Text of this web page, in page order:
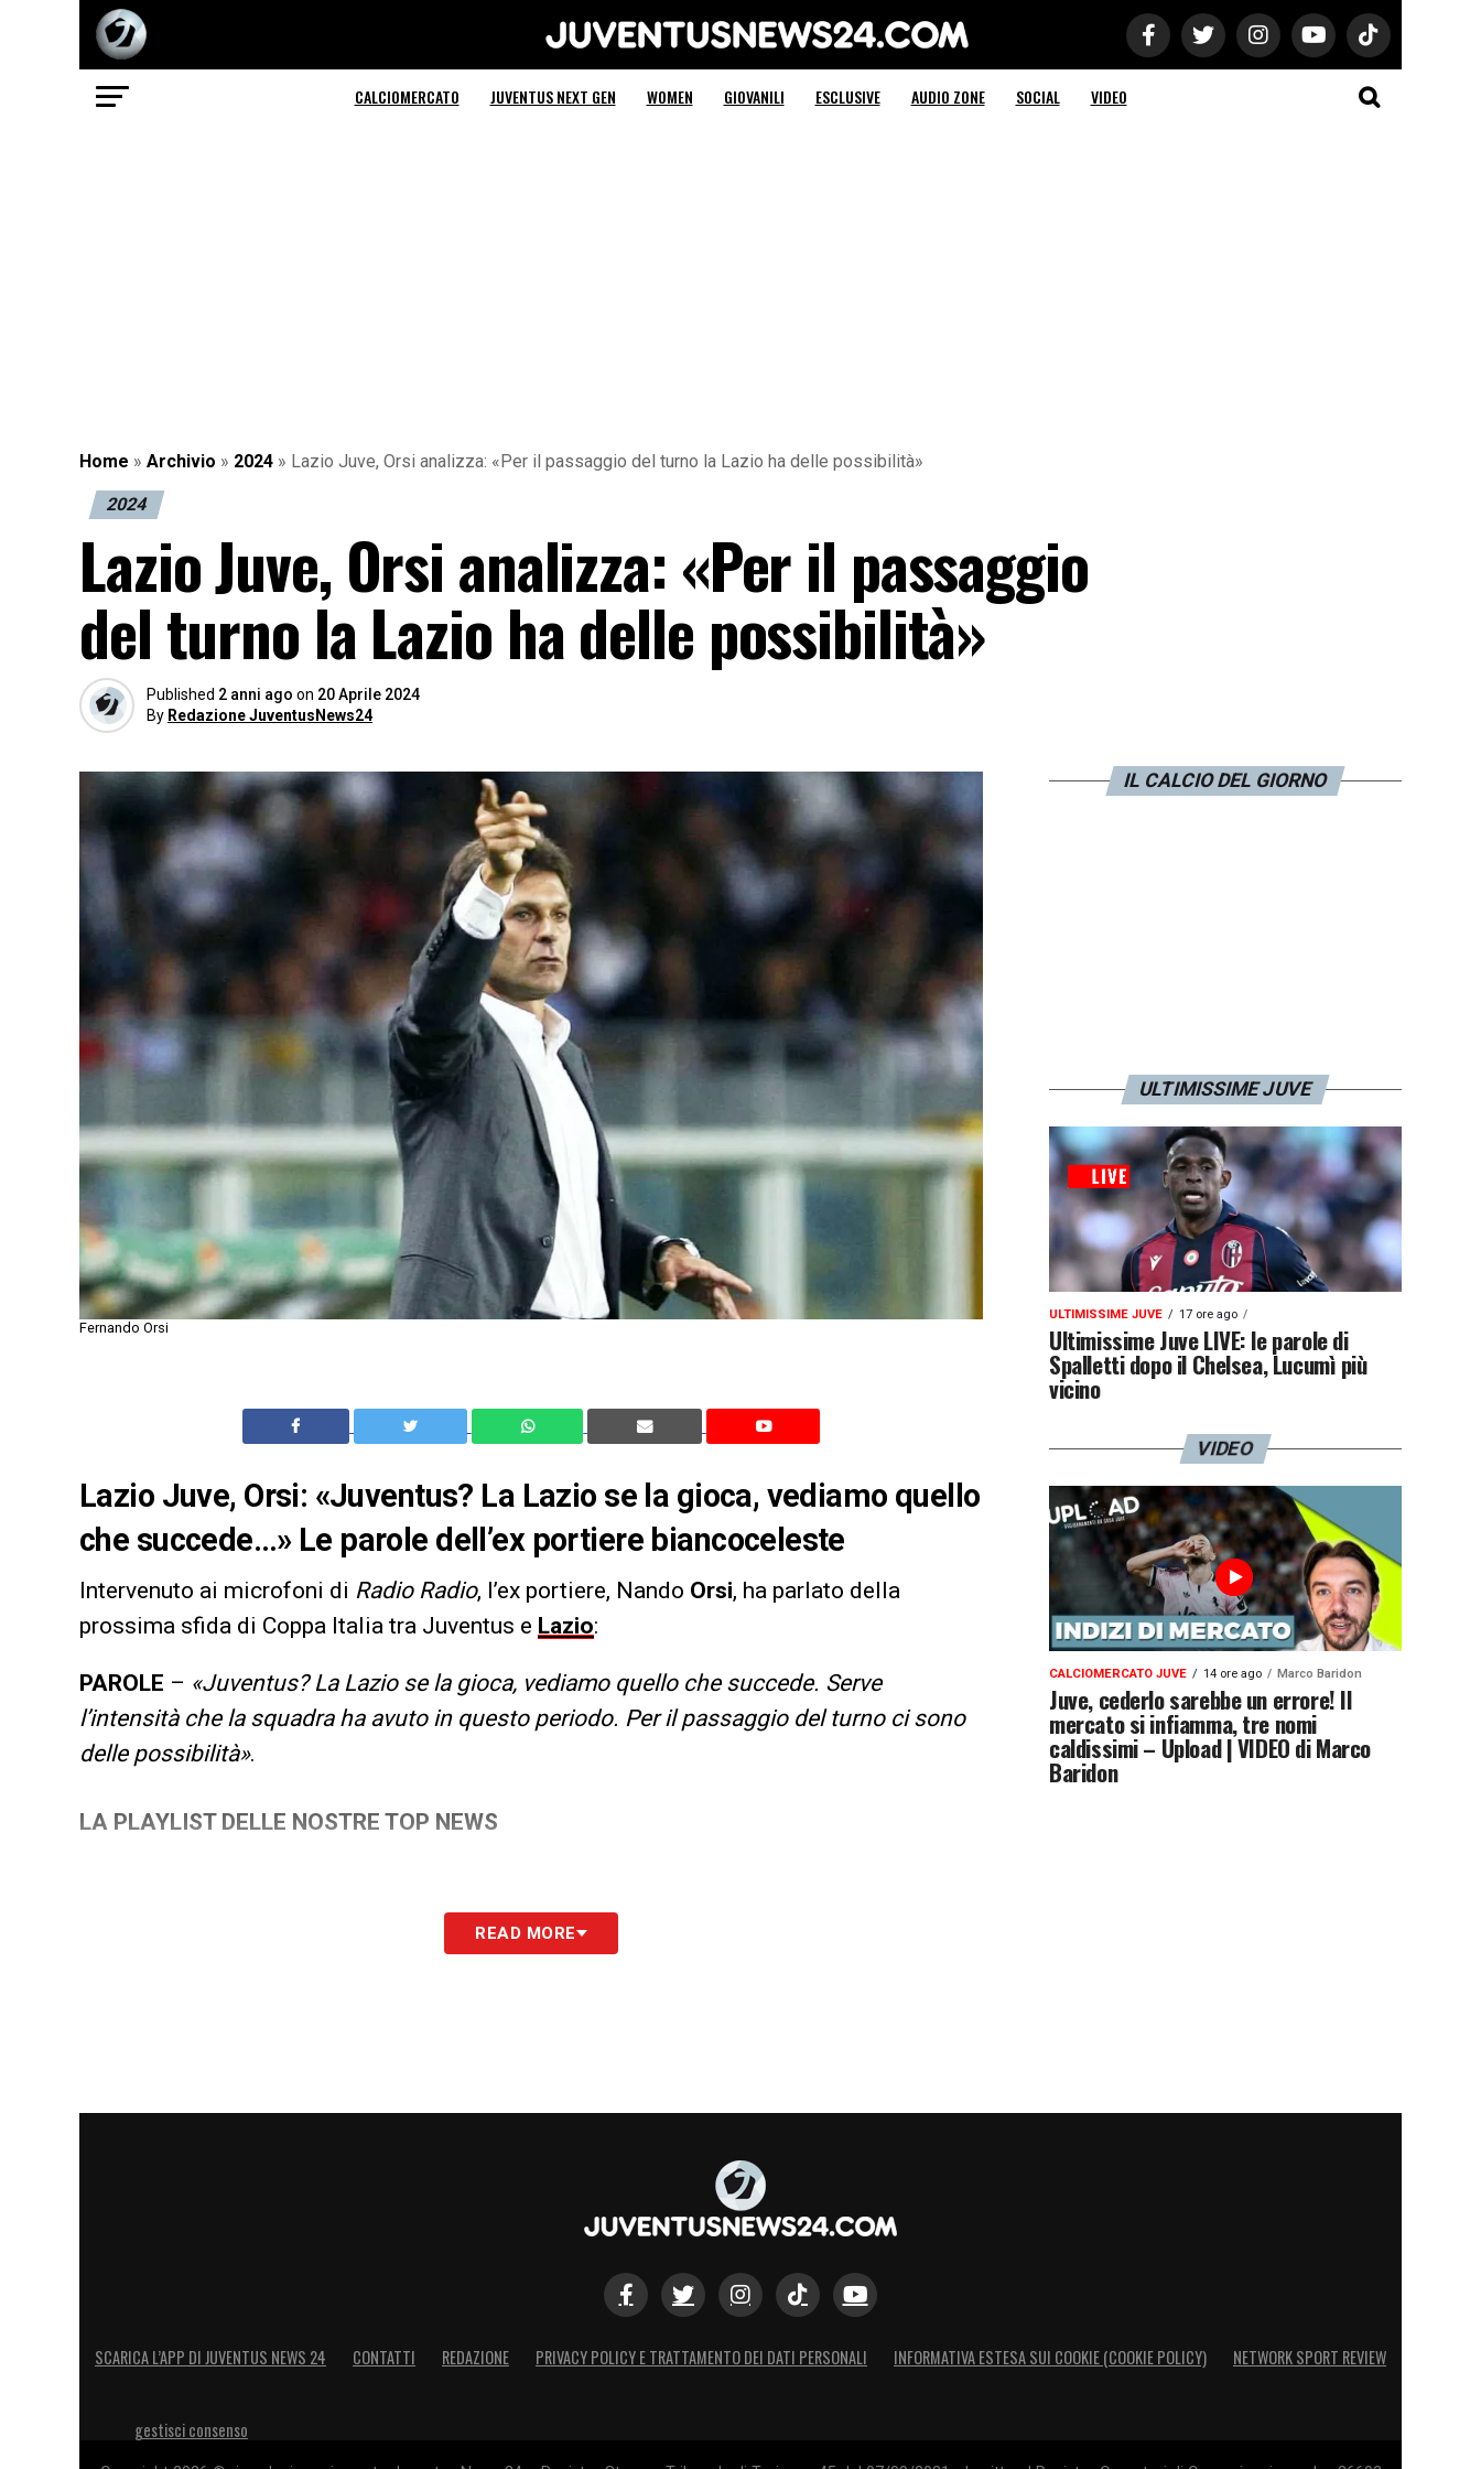
Juventus News 24
CALCIOMERCATO JUVENTUS NEXT GEN WOMEN GIOVANILI ESCLUSIVE AUDIO ZONE SOCIAL VIDEO
Home » Archivio » 2024 » Lazio Juve, Orsi analizza: «Per il passaggio del turno la Lazio ha delle possibilità»
2024
Lazio Juve, Orsi analizza: «Per il passaggio
del turno la Lazio ha delle possibilità»
Published 2 anni ago on 20 Aprile 2024
By Redazione JuventusNews24
Fernando Orsi
Lazio Juve, Orsi: «Juventus? La Lazio se la gioca, vediamo quello
che succede…» Le parole dell’ex portiere biancoceleste
Intervenuto ai microfoni di Radio Radio, l’ex portiere, Nando Orsi, ha parlato della
prossima sfida di Coppa Italia tra Juventus e Lazio:
PAROLE – «Juventus? La Lazio se la gioca, vediamo quello che succede. Serve
l’intensità che la squadra ha avuto in questo periodo. Per il passaggio del turno ci sono
delle possibilità».
LA PLAYLIST DELLE NOSTRE TOP NEWS
READ MORE
IL CALCIO DEL GIORNO
ULTIMISSIME JUVE
ULTIMISSIME JUVE 17 ore ago
Ultimissime Juve LIVE: le parole di
Spalletti dopo il Chelsea, Lucumì più
vicino
VIDEO
CALCIOMERCATO JUVE 14 ore ago Marco Baridon
Juve, cederlo sarebbe un errore! Il
mercato si infiamma, tre nomi
caldissimi – Upload | VIDEO di Marco
Baridon
SCARICA L’APP DI JUVENTUS NEWS 24 CONTATTI REDAZIONE PRIVACY POLICY E TRATTAMENTO DEI DATI PERSONALI INFORMATIVA ESTESA SUI COOKIE (COOKIE POLICY) NETWORK SPORT REVIEW
gestisci consenso